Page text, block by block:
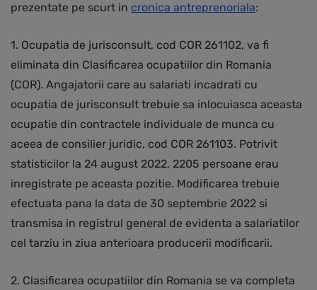
prezentate pe scurt in cronica antreprenoriala:
1. Ocupatia de jurisconsult, cod COR 261102, va fi
eliminata din Clasificarea ocupatiilor din Romania
(COR). Angajatorii care au salariati incadrati cu
ocupatia de jurisconsult trebuie sa inlocuiasca aceasta
ocupatie din contractele individuale de munca cu
aceea de consilier juridic, cod COR 261103. Potrivit
statisticilor la 24 august 2022, 2205 persoane erau
inregistrate pe aceasta pozitie. Modificarea trebuie
efectuata pana la data de 30 septembrie 2022 si
transmisa in registrul general de evidenta a salariatilor
cel tarziu in ziua anterioara producerii modificarii.
2. Clasificarea ocupatiilor din Romania se va completa